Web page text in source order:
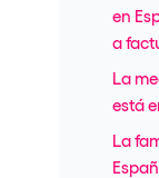
en
a
La
está
La